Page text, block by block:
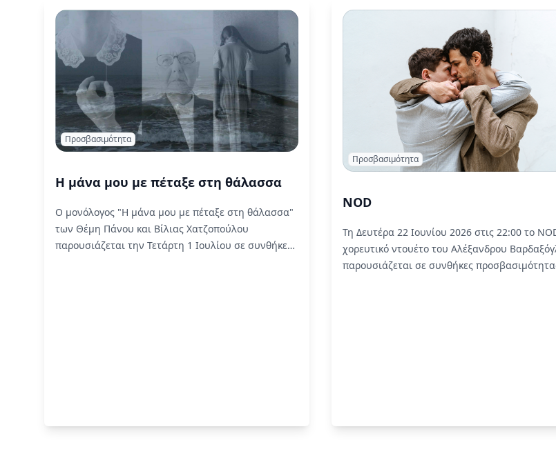
Προσβασιμότητα
Η μάνα μου με πέταξε στη θάλασσα
Ο μονόλογος "Η μάνα μου με πέταξε στη θάλασσα"
των Θέμη Πάνου και Βίλιας Χατζοπούλου
παρουσιάζεται την Τετάρτη 1 Ιουλίου σε συνθήκες
Προσβασιμότητα
NOD
Τη Δευτέρα 22 Ιουνίου 2026 στις 22:00 το
χορευτικό ντουέτο του Αλέξανδρου
παρουσιάζεται σε συνθήκες